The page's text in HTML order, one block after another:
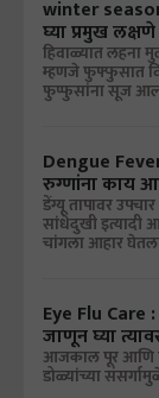
winter
घ्या प्रमुख
हिवाळ्यात लहना
म्हणजे फुफ्फुसात
फुप्फुसांना सूज
Dengue
रुग्णांना काय
डेंग्यू तापावर
सांधेदुखी इत्यादी
चांगला आहार
Eye Flu
जाणून घ्या
आजकाल पूर आणि
डोळ्यांच्या